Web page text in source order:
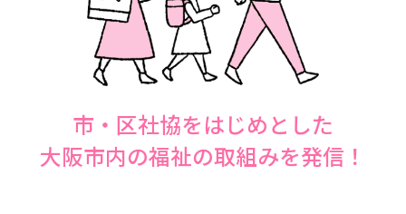
市・区社協をはじめとした
大阪市内の福祉の取組みを発信！